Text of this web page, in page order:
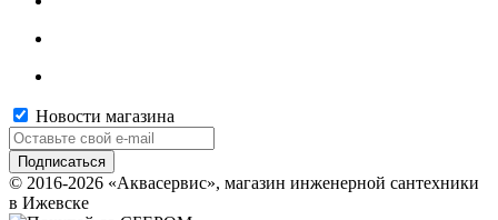
Новости магазина
© 2016-2026 «Аквасервис», магазин инженерной сантехники
в Ижевске